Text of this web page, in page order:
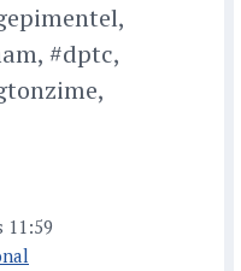
#dptc,
11:59